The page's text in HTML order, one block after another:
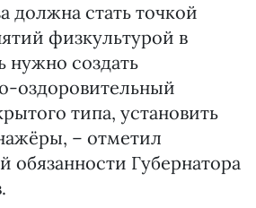
должна стать точкой
физкультурой в
нужно создать
оздоровительный
типа, установить
– отметил
Губернатора